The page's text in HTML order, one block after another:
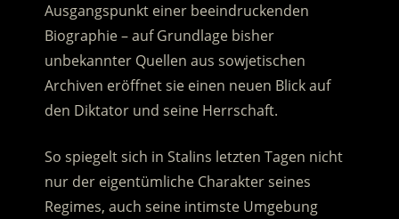
Ausgangspunkt einer beeindruckenden
Biographie– auf Grundlage bisher
unbekannter Quellen aus sowjetischen
Archiven eröffnet sie einen neuen Blick auf
den Diktator und seine Herrschaft.
So spiegelt sich in Stalins letzten Tagen nicht
nur der eigentümliche Charakter seines
Regimes, auch seine intimste Umgebung